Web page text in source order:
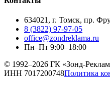
634021, г. Томск, пр.
8 (3822) 97-97-05
office@zondreklama.ru
Пн–Пт 9:00–18:00
© 1992–2026 ГК «Зонд-
ИНН 7017200748Политика